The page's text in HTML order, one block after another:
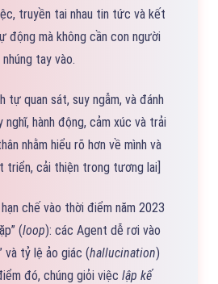
truyền tai nhau tin tức và kết
động mà không cần con người
nhúng tay vào.
tự quan sát, suy ngẫm, và đánh
nghĩ, hành động, cảm xúc và trải
nhằm hiểu rõ hơn về mình và
triển, cải thiện trong tương lai]
chế vào thời điểm năm 2023
(loop): các Agent dễ rơi vào
và tỷ lệ ảo giác (hallucination)
đó, chúng giỏi việc lập kế